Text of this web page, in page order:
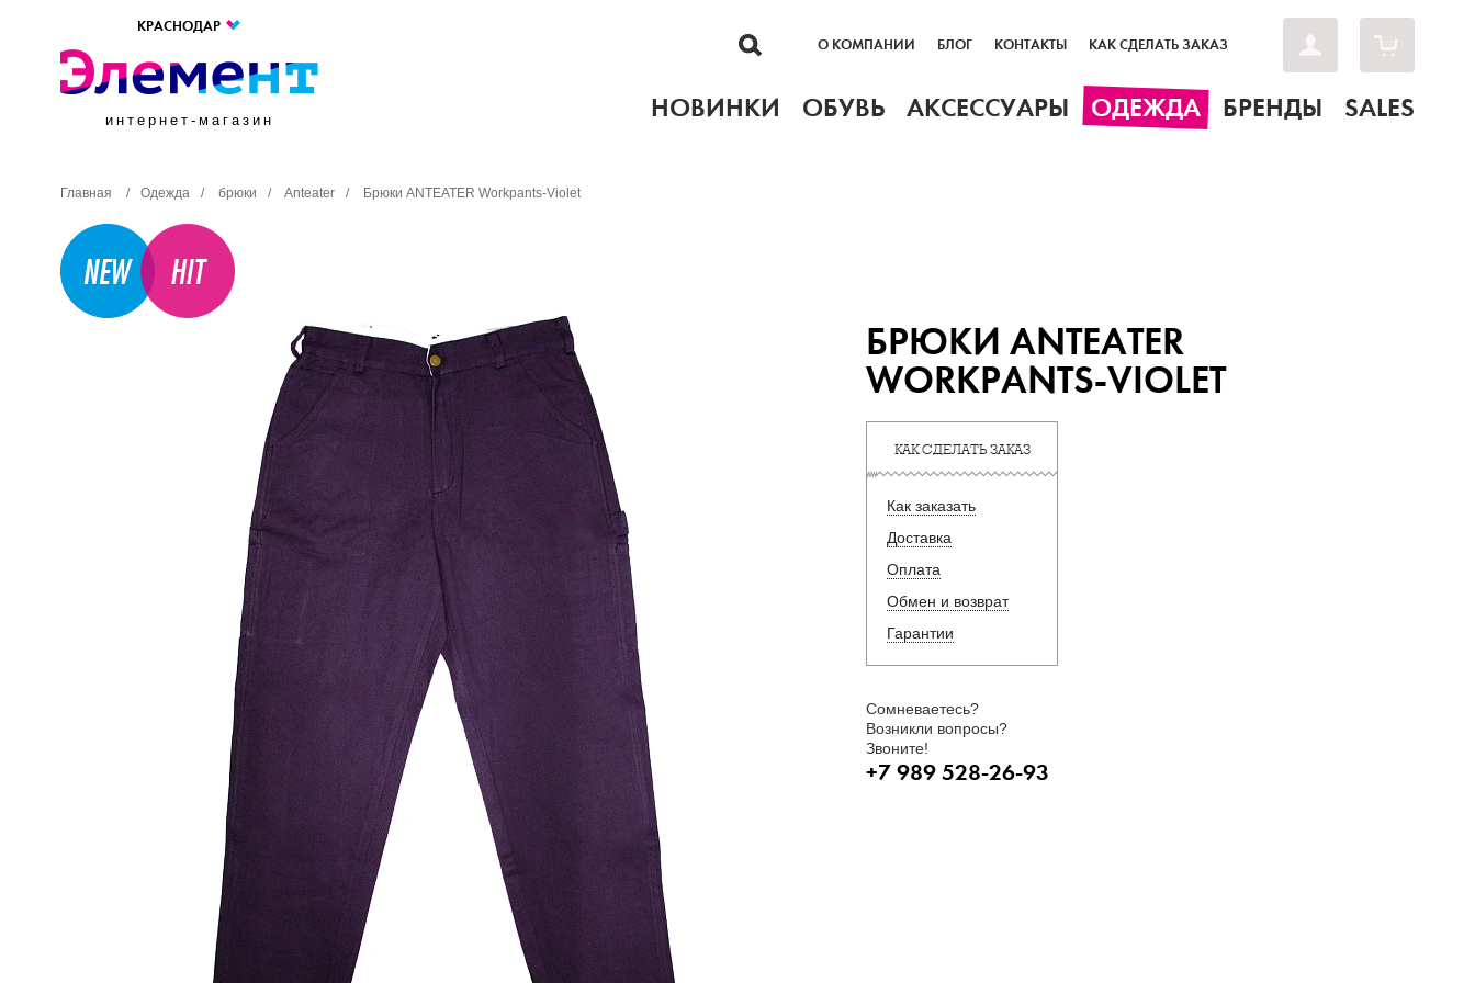
КРАСНОДАР
интернет-магазин
О КОМПАНИИ БЛОГ КОНТАКТЫ КАК СДЕЛАТЬ ЗАКАЗ
НОВИНКИ ОБУВЬ АКСЕССУАРЫ ОДЕЖДА БРЕНДЫ SALES
Главная / Одежда / брюки / Anteater / Брюки ANTEATER Workpants-Violet
БРЮКИ ANTEATER
WORKPANTS-VIOLET
КАК СДЕЛАТЬ ЗАКАЗ
Как заказать
Доставка
Оплата
Обмен и возврат
Гарантии
Сомневаетесь?
Возникли вопросы?
Звоните!
+7 989 528-26-93